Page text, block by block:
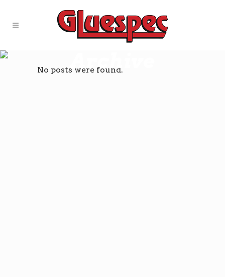
Archive
No posts were found.